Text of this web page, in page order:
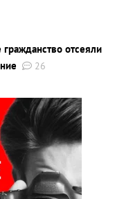
отсеяли
26